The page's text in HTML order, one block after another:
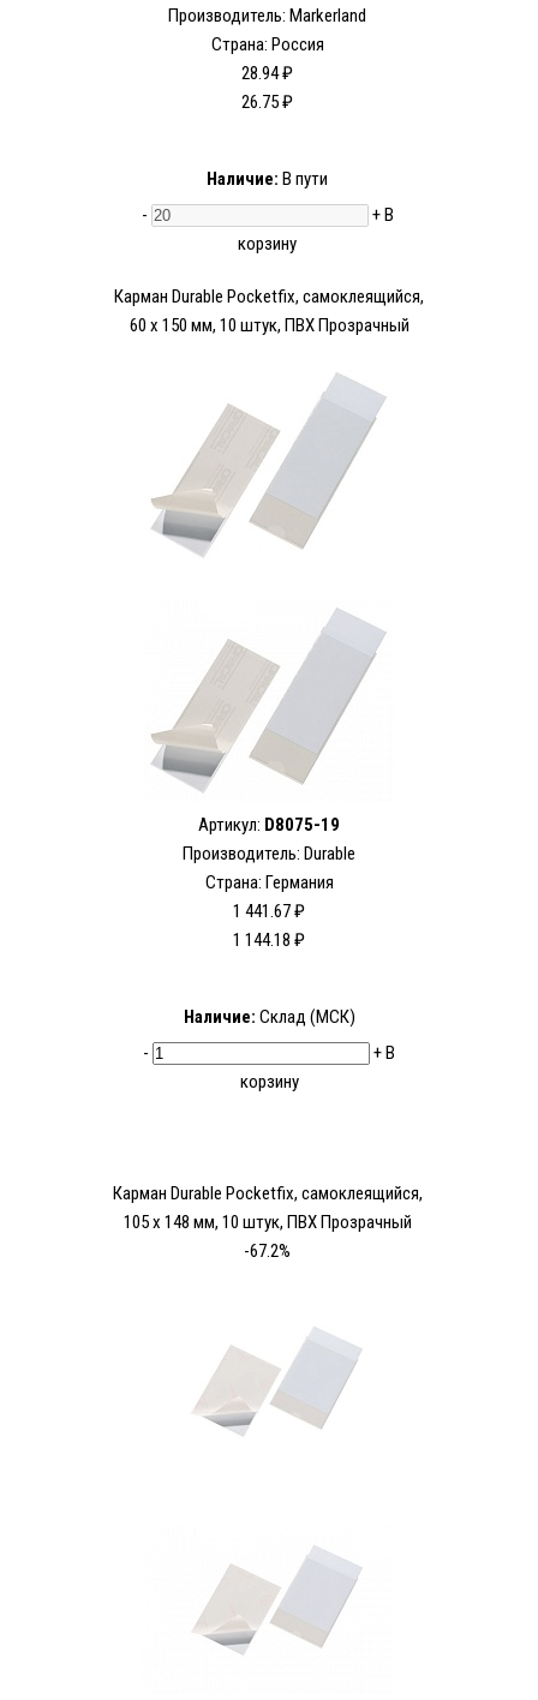
Производитель: Markerland
Страна: Россия
28.94 ₽
26.75 ₽
Наличие: В пути
-
+В
корзину
Карман Durable Pocketfix, самоклеящийся,
60 х 150 мм, 10 штук, ПВХ Прозрачный
Артикул: D8075-19
Производитель: Durable
Страна: Германия
1 441.67 ₽
1 144.18 ₽
Наличие: Склад (МСК)
-
+В
корзину
Карман Durable Pocketfix, самоклеящийся,
105 х 148 мм, 10 штук, ПВХ Прозрачный
-67.2%